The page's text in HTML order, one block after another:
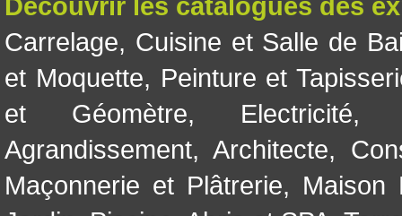
Carrelage, Cuisine et Salle de
et Moquette, Peinture et
et Géomètre, Electricité
Agrandissement, Architecte,
Maçonnerie et Plâtrerie, Maison